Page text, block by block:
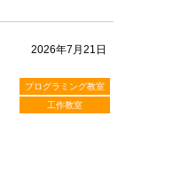
2026年7月21日
プログラミング教室
工作教室